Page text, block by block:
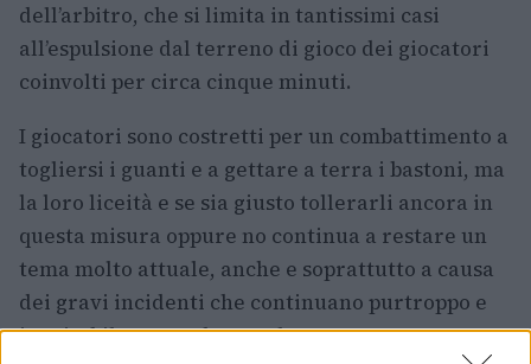
dell’arbitro, che si limita in tantissimi casi
all’espulsione dal terreno di gioco dei giocatori
coinvolti per circa cinque minuti.
I giocatori sono costretti per un combattimento a
togliersi i guanti e a gettare a terra i bastoni, ma
la loro liceità e se sia giusto tollerarli ancora in
questa misura oppure no continua a restare un
tema molto attuale, anche e soprattutto a causa
dei gravi incidenti che continuano purtroppo e
inevitabilmente ad avere luogo.